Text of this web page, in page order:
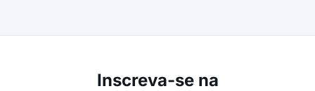
Inscreva-se na